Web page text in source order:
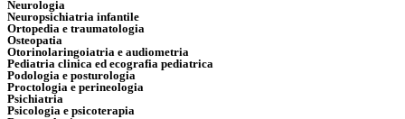
Neurologia
Neuropsichiatria infantile
Ortopedia e traumatologia
Osteopatia
Otorinolaringoiatria e audiometria
Pediatria clinica ed ecografia pediatrica
Podologia e posturologia
Proctologia e perineologia
Psichiatria
Psicologia e psicoterapia